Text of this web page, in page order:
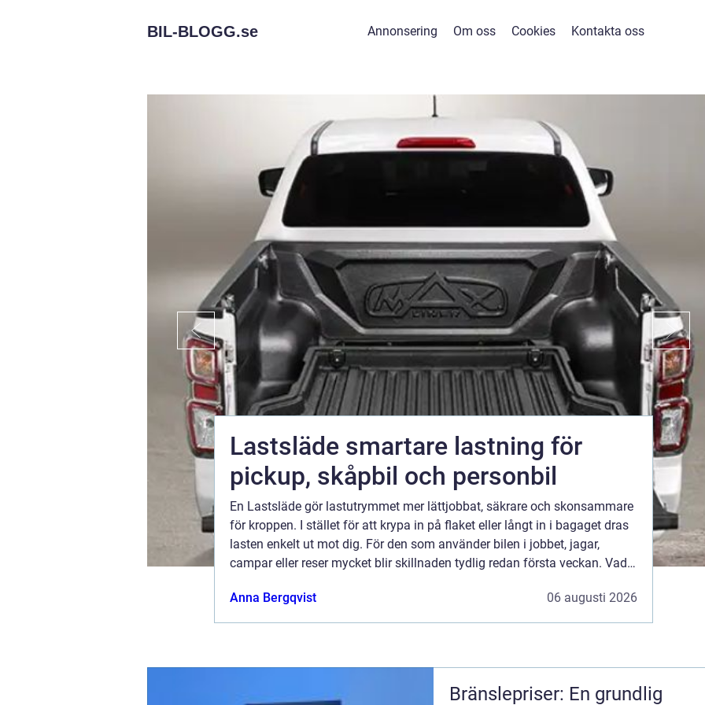
BIL-BLOGG.se Annonsering Om oss Cookies Kontakta oss
Lastsläde smartare lastning för
pickup, skåpbil och personbil
En Lastsläde gör lastutrymmet mer lättjobbat, säkrare och skonsammare
för kroppen. I stället för att krypa in på flaket eller långt in i bagaget dras
lasten enkelt ut mot dig. För den som använder bilen i jobbet, jagar,
campar eller reser mycket blir skillnaden tydlig redan första veckan. Vad
Anna Bergqvist
06 augusti 2026
Bränslepriser: En grundlig